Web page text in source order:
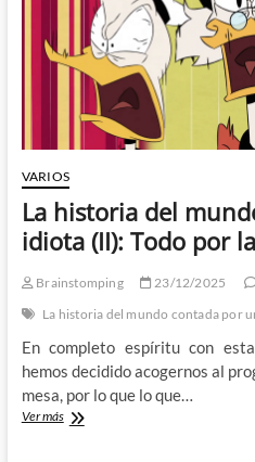
VARIOS
La historia del
idiota (II): Todo por
Brainstomping 23/12/2025
La historia del mundo contada por
En completo espíritu con
hemos decidido acogernos al
mesa, por lo que lo que…
Ver másLa